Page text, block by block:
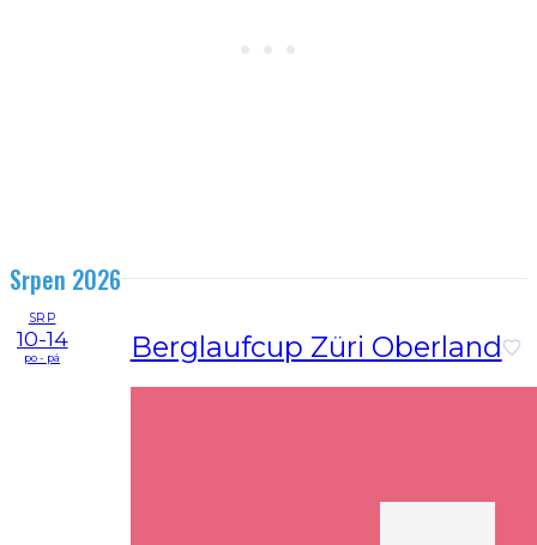
Srpen 2026
SRP
10-14
po - pá Berglaufcup Züri Oberland